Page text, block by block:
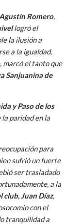
Agustín Romero,
logró el
la ilusión a
a la igualdad,
marcó el tanto que
Sanjuanina de
y Paso de los
paridad en la
para
sufrió un fuerte
ser trasladado
a la
club, Juan Díaz,
con el
tranquilidad a